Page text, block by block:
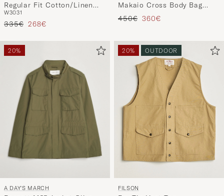
Regular Fit Cotton/Linen
Slacks Military
W3031
Regulärer Preis
335€ Reduzierter Preis
268€
Makaio Cross Body Bag
Khaki
Regulärer Preis
450€ Reduzierter Preis
360€
20%
A DAY'S MARCH
20% OUTDOOR
FILSON